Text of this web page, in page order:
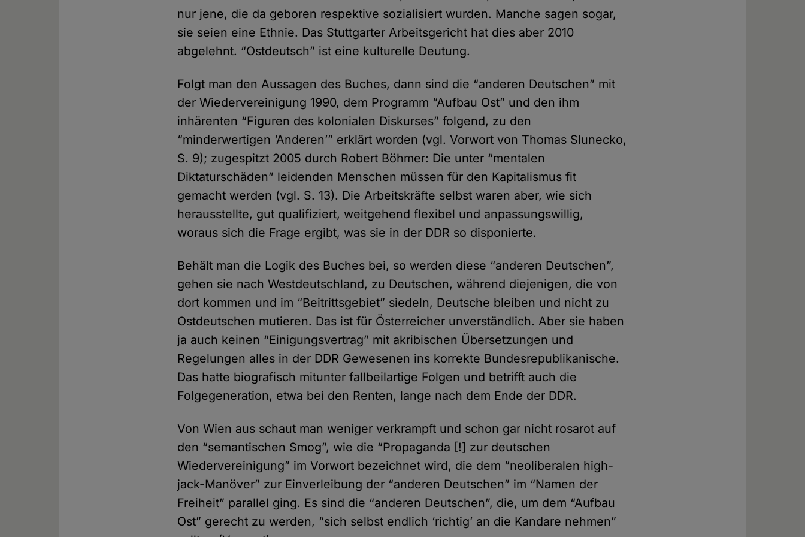
nur jene, die da geboren respektive sozialisiert wurden. Manche sagen sogar,
sie seien eine Ethnie. Das Stuttgarter Arbeitsgericht hat dies aber 2010
abgelehnt. “Ostdeutsch” ist eine kulturelle Deutung.
Folgt man den Aussagen des Buches, dann sind die “anderen Deutschen” mit
der Wiedervereinigung 1990, dem Programm “Aufbau Ost” und den ihm
inhärenten “Figuren des kolonialen Diskurses” folgend, zu den
“minderwertigen ‘Anderen’” erklärt worden (vgl. Vorwort von Thomas Slunecko,
S. 9); zugespitzt 2005 durch Robert Böhmer: Die unter “mentalen
Diktaturschäden” leidenden Menschen müssen für den Kapitalismus fit
gemacht werden (vgl. S. 13). Die Arbeitskräfte selbst waren aber, wie sich
herausstellte, gut qualifiziert, weitgehend flexibel und anpassungswillig,
woraus sich die Frage ergibt, was sie in der DDR so disponierte.
Behält man die Logik des Buches bei, so werden diese “anderen Deutschen”,
gehen sie nach Westdeutschland, zu Deutschen, während diejenigen, die von
dort kommen und im “Beitrittsgebiet” siedeln, Deutsche bleiben und nicht zu
Ostdeutschen mutieren. Das ist für Österreicher unverständlich. Aber sie haben
ja auch keinen “Einigungsvertrag” mit akribischen Übersetzungen und
Regelungen alles in der DDR Gewesenen ins korrekte Bundesrepublikanische.
Das hatte biografisch mitunter fallbeilartige Folgen und betrifft auch die
Folgegeneration, etwa bei den Renten, lange nach dem Ende der DDR.
Von Wien aus schaut man weniger verkrampft und schon gar nicht rosarot auf
den “semantischen Smog”, wie die “Propaganda [!] zur deutschen
Wiedervereinigung” im Vorwort bezeichnet wird, die dem “neoliberalen high-
jack-Manöver” zur Einverleibung der “anderen Deutschen” im “Namen der
Freiheit” parallel ging. Es sind die “anderen Deutschen”, die, um dem “Aufbau
Ost” gerecht zu werden, “sich selbst endlich ‘richtig’ an die Kandare nehmen”